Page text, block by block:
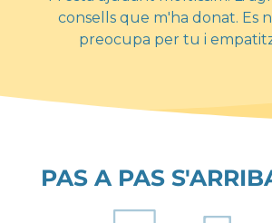
consells que m'ha donat. Es
preocupa per tu i
PAS A PAS